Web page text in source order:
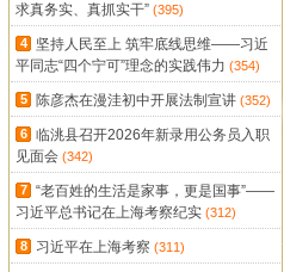
求真务实、真抓实干” (395)
4
坚持人民至上 筑牢底线思维——习近
平同志“四个宁可”理念的实践伟力 (354)
5 陈彦杰在漫洼初中开展法制宣讲 (352)
6
临洮县召开2026年新录用公务员入职
见面会 (342)
7
“老百姓的生活是家事，更是国事”——
习近平总书记在上海考察纪实 (312)
8 习近平在上海考察 (311)